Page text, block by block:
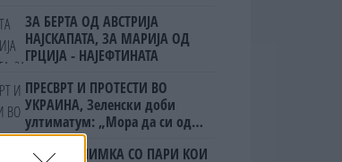
ЗА БЕРТА ОД АВСТРИЈА
НАЈСКАПАТА, ЗА МАРИЈА ОД
ГРЦИЈА - НАЈЕФТИНАТА
ПРЕСВРТ И ПРОТЕСТИ ВО
УКРАИНА, Зеленски доби
ултиматум: „Мора да си оди,
крајниот рок е петок!“
(Видео) СНИМКА СО ПАРИ КОИ